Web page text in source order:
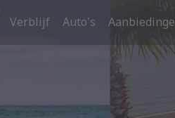
Verblijf Auto's